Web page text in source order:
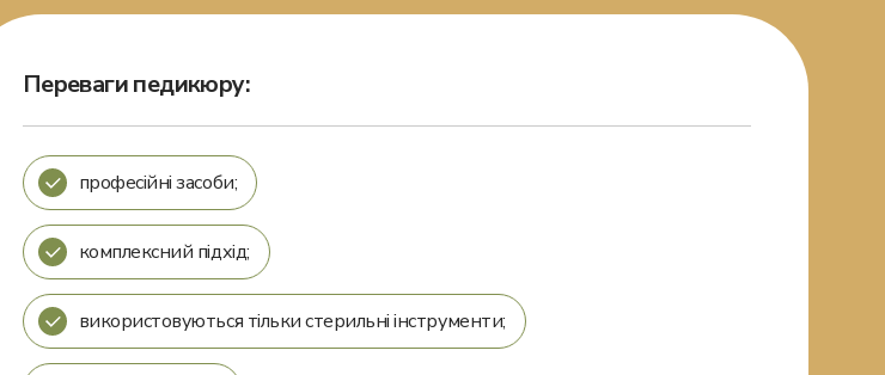
Переваги педикюру:
професійні засоби;
комплексний підхід;
використовуються тільки стерильні інструменти;